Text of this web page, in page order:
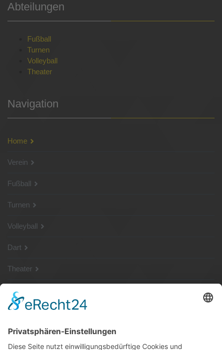
Abteilungen
Fußball
Turnen
Volleyball
Theater
Navigation
Home
Verein
Fußball
Turnen
Volleyball
Dart
Theater
SG Shop
Sponsoren
Kontakt